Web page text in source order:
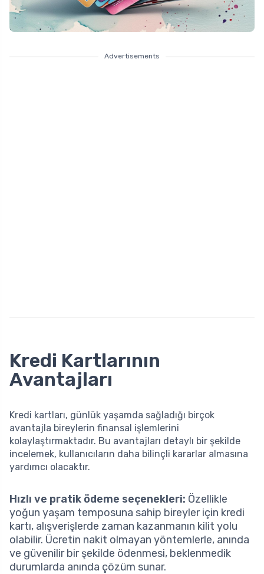
Advertisements
Kredi Kartlarının
Avantajları
Kredi kartları, günlük yaşamda sağladığı birçok
avantajla bireylerin finansal işlemlerini
kolaylaştırmaktadır. Bu avantajları detaylı bir şekilde
incelemek, kullanıcıların daha bilinçli kararlar almasına
yardımcı olacaktır.
Hızlı ve pratik ödeme seçenekleri: Özellikle
yoğun yaşam temposuna sahip bireyler için kredi
kartı, alışverişlerde zaman kazanmanın kilit yolu
olabilir. Ücretin nakit olmayan yöntemlerle, anında
ve güvenilir bir şekilde ödenmesi, beklenmedik
durumlarda anında çözüm sunar.